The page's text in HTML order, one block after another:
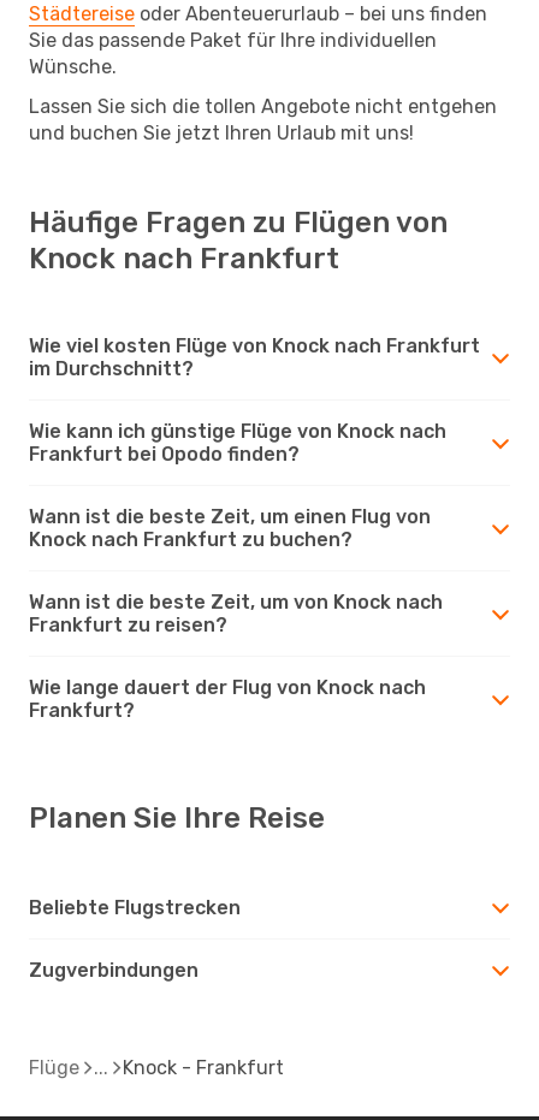
Städtereise oder Abenteuerurlaub – bei uns finden
Sie das passende Paket für Ihre individuellen
Wünsche.
Lassen Sie sich die tollen Angebote nicht entgehen
und buchen Sie jetzt Ihren Urlaub mit uns!
Häufige Fragen zu Flügen von
Knock nach Frankfurt
Wie viel kosten Flüge von Knock nach Frankfurt
im Durchschnitt?
Wie kann ich günstige Flüge von Knock nach
Frankfurt bei Opodo finden?
Wann ist die beste Zeit, um einen Flug von
Knock nach Frankfurt zu buchen?
Wann ist die beste Zeit, um von Knock nach
Frankfurt zu reisen?
Wie lange dauert der Flug von Knock nach
Frankfurt?
Planen Sie Ihre Reise
Beliebte Flugstrecken
Zugverbindungen
Flüge Knock - Frankfurt